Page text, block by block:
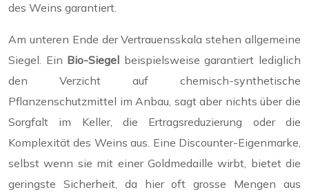
des Weins garantiert.
Am unteren Ende der Vertrauensskala stehen allgemeine
Siegel. Ein Bio-Siegel beispielsweise garantiert lediglich
den Verzicht auf chemisch-synthetische
Pflanzenschutzmittel im Anbau, sagt aber nichts über die
Sorgfalt im Keller, die Ertragsreduzierung oder die
Komplexität des Weins aus. Eine Discounter-Eigenmarke,
selbst wenn sie mit einer Goldmedaille wirbt, bietet die
geringste Sicherheit, da hier oft grosse Mengen aus